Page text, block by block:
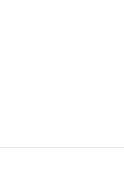
les projets